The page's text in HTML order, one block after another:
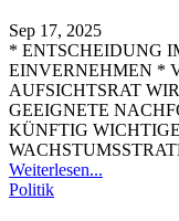
Sep 17, 2025
* ENTSCHEIDUNG
EINVERNEHMEN *
AUFSICHTSRAT
GEEIGNETE
KÜNFTIG
Weiterlesen...
Politik